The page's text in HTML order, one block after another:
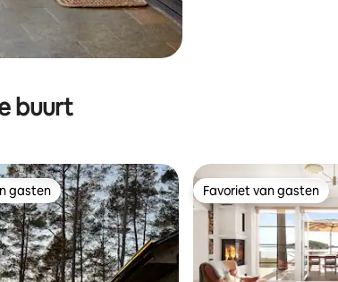
buurt
gasten
gasten Favoriet van gasten
Favoriet van gasten